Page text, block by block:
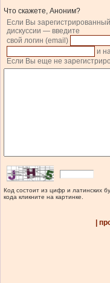
Что скажете, Аноним?
Если Вы
дискуссии — введите
свой логин (email)
и
Если Вы еще не
Код состоит из цифр и латинских
кода кликните на картинке.
|